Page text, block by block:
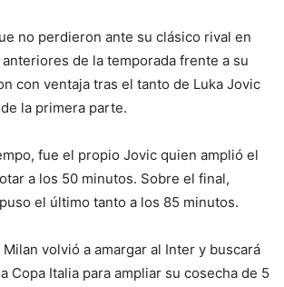
no perdieron ante su clásico rival en
de la temporada frente a su
con ventaja tras el tanto de Luka Jovic
la primera parte.
fue el propio Jovic quien amplió el
a los 50 minutos. Sobre el final,
el último tanto a los 85 minutos.
volvió a amargar al Inter y buscará
Copa Italia para ampliar su cosecha de 5